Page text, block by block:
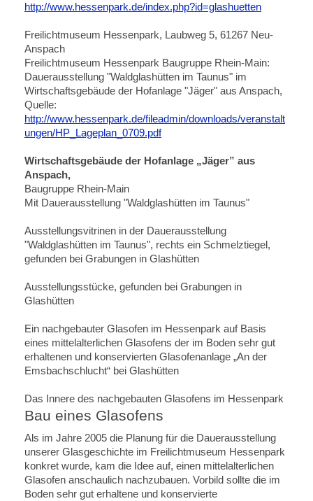
http://www.hessenpark.de/index.php?id=glashuetten
Freilichtmuseum Hessenpark, Laubweg 5, 61267 Neu-
Anspach
Freilichtmuseum Hessenpark Baugruppe Rhein-Main:
Dauerausstellung "Waldglashütten im Taunus" im
Wirtschaftsgebäude der Hofanlage "Jäger" aus Anspach,
Quelle:
http://www.hessenpark.de/fileadmin/downloads/veranstalt
ungen/HP_Lageplan_0709.pdf
Wirtschaftsgebäude der Hofanlage „Jäger” aus
Anspach,
Baugruppe Rhein-Main
Mit Dauerausstellung "Waldglashütten im Taunus"
Ausstellungsvitrinen in der Dauerausstellung
"Waldglashütten im Taunus", rechts ein Schmelztiegel,
gefunden bei Grabungen in Glashütten
Ausstellungsstücke, gefunden bei Grabungen in
Glashütten
Ein nachgebauter Glasofen im Hessenpark auf Basis
eines mittelalterlichen Glasofens der im Boden sehr gut
erhaltenen und konservierten Glasofenanlage „An der
Emsbachschlucht“ bei Glashütten
Das Innere des nachgebauten Glasofens im Hessenpark
Bau eines Glasofens
Als im Jahre 2005 die Planung für die Dauerausstellung
unserer Glasgeschichte im Freilichtmuseum Hessenpark
konkret wurde, kam die Idee auf, einen mittelalterlichen
Glasofen anschaulich nachzubauen. Vorbild sollte die im
Boden sehr gut erhaltene und konservierte